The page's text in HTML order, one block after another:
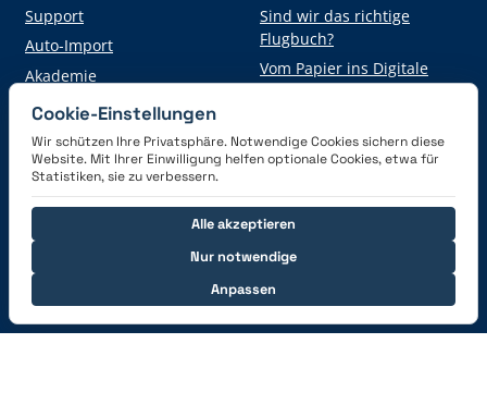
Support
Auto-Import
Akademie
Sind wir das richtige
Flugbuch?
Vom Papier ins Digitale
Hol dir die App
Verbinde dich mit uns
Cookie-Einstellungen
Wir schützen Ihre Privatsphäre. Notwendige Cookies sichern diese
Website. Mit Ihrer Einwilligung helfen optionale Cookies, etwa für
Statistiken, sie zu verbessern.
Nur notwendige
Anpassen
Alle akzeptieren